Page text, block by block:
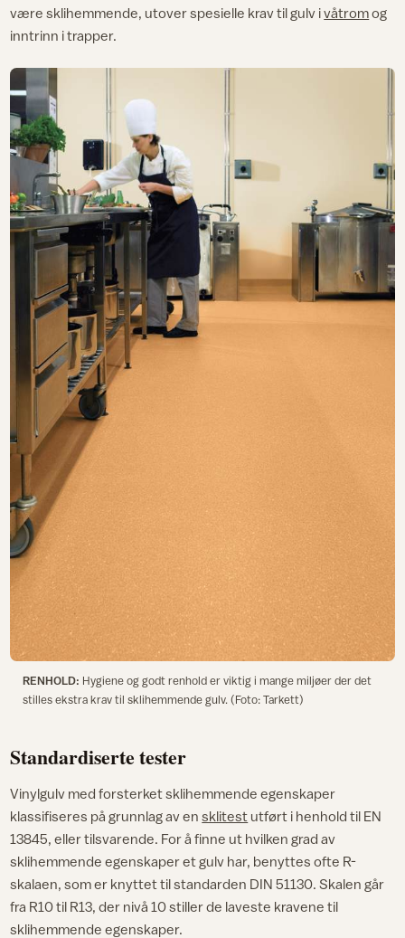
være sklihemmende, utover spesielle krav til gulv ivåtromog
inntrinn i trapper.
RENHOLD: Hygiene og godt renhold er viktig i mange miljøer der det
stilles ekstra krav til sklihemmende gulv. (Foto: Tarkett)
Standardiserte tester
Vinylgulv med forsterket sklihemmende egenskaper
klassifiseres på grunnlag av ensklitest utført i henhold til EN
13845, eller tilsvarende. For å finne ut hvilken grad av
sklihemmende egenskaper et gulv har, benyttes ofte R-
skalaen, som er knyttet til standarden DIN 51130. Skalen går
fra R10 til R13, der nivå 10 stiller de laveste kravene til
sklihemmende egenskaper.